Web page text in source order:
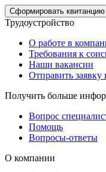
Сформировать квитанцию
Трудоустройство
О работе в
Требования к
Наши вакансии
Отправить заявку
Получить больше
Вопрос
Помощь
Вопросы-ответы
О компании